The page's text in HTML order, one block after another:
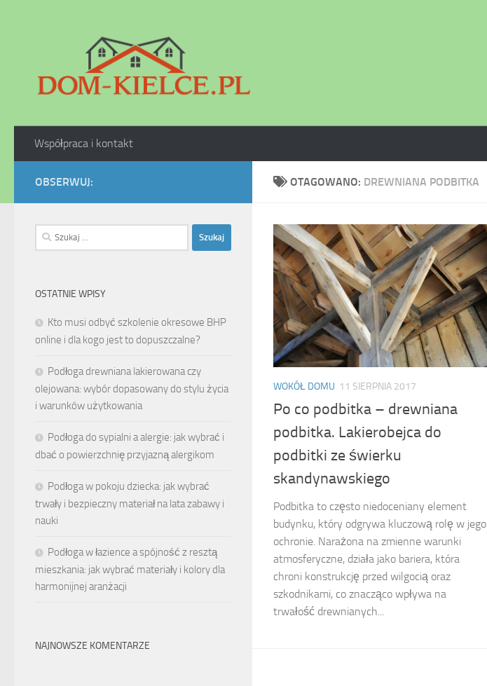
Współpraca i kontakt
OTAGOWANO: DREWNIANA PODBITKA
WOKÓŁ DOMU 11 SIERPNIA 2017
Po co podbitka – drewniana
podbitka. Lakierobejca do
podbitki ze świerku
skandynawskiego
Podbitka to często niedoceniany element
budynku, który odgrywa kluczową rolę w jego
ochronie. Narażona na zmienne warunki
atmosferyczne, działa jako bariera, która
chroni konstrukcję przed wilgocią oraz
szkodnikami, co znacząco wpływa na
trwałość drewnianych...
OBSERWUJ:
Szukaj:
OSTATNIE WPISY
Kto musi odbyć szkolenie okresowe BHP
online i dla kogo jest to dopuszczalne?
Podłoga drewniana lakierowana czy
olejowana: wybór dopasowany do stylu życia
i warunków użytkowania
Podłoga do sypialni a alergie: jak wybrać i
dbać o powierzchnię przyjazną alergikom
Podłoga w pokoju dziecka: jak wybrać
trwały i bezpieczny materiał na lata zabawy i
nauki
Podłoga w łazience a spójność z resztą
mieszkania: jak wybrać materiały i kolory dla
harmonijnej aranżacji
NAJNOWSZE KOMENTARZE